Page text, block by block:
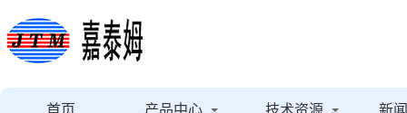
首页 产品中心 技术资源 新